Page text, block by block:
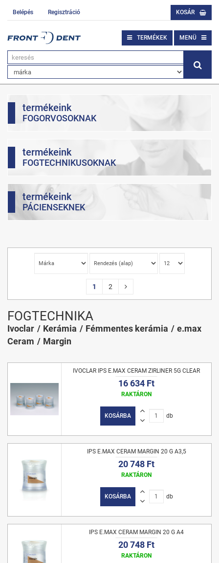
Belépés Regisztráció KOSÁR
TERMÉKEK MENÜ
termékeink
FOGORVOSOKNAK
termékeink
FOGTECHNIKUSOKNAK
termékeink
PÁCIENSEKNEK
1 2
FOGTECHNIKA
Ivoclar Kerámia Fémmentes kerámia
e.max
Ceram
Margin
IVOCLAR IPS E.MAX CERAM ZIRLINER 5G CLEAR
16 634 Ft
RAKTÁRON
KOSÁRBA db
IPS E.MAX CERAM MARGIN 20 G A3,5
20 748 Ft
RAKTÁRON
KOSÁRBA db
IPS E.MAX CERAM MARGIN 20 G A4
20 748 Ft
RAKTÁRON